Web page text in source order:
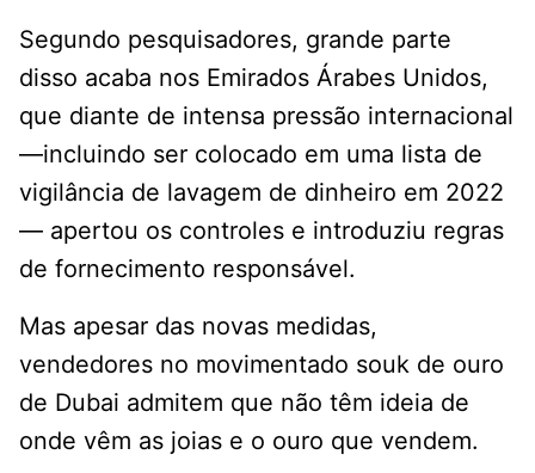
Segundo pesquisadores, grande parte
disso acaba nos Emirados Árabes Unidos,
que diante de intensa pressão internacional
—incluindo ser colocado em uma lista de
vigilância de lavagem de dinheiro em 2022
— apertou os controles e introduziu regras
de fornecimento responsável.
Mas apesar das novas medidas,
vendedores no movimentado souk de ouro
de Dubai admitem que não têm ideia de
onde vêm as joias e o ouro que vendem.